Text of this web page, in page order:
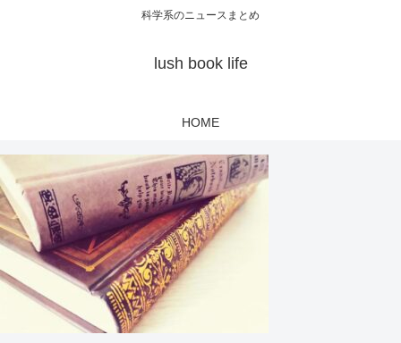
科学系のニュースまとめ
lush book life
HOME